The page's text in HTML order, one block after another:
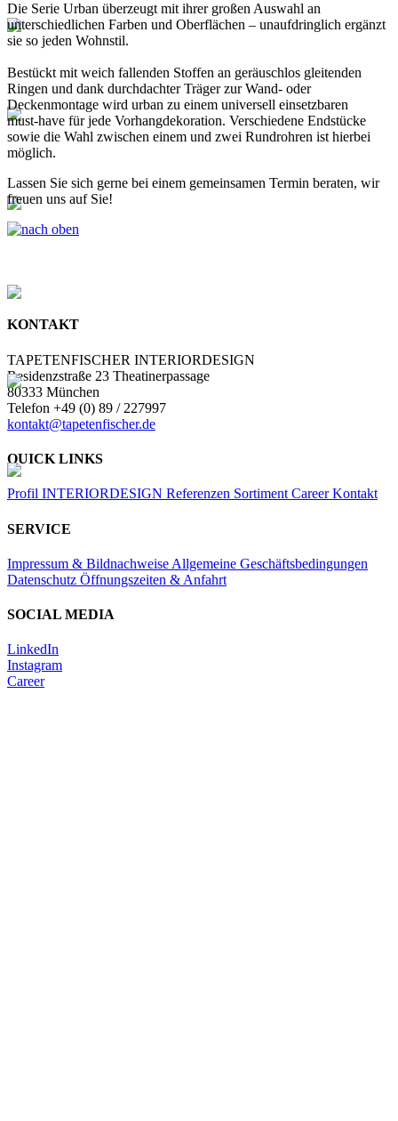
Die Serie Urban überzeugt mit ihrer großen Auswahl an
unterschiedlichen Farben und Oberflächen – unaufdringlich ergänzt
sie so jeden Wohnstil.
Bestückt mit weich fallenden Stoffen an geräuschlos gleitenden
Ringen und dank durchdachter Träger zur Wand- oder
Deckenmontage wird urban zu einem universell einsetzbaren
must-have für jede Vorhangdekoration. Verschiedene Endstücke
sowie die Wahl zwischen einem und zwei Rundrohren ist hierbei
möglich.
Lassen Sie sich gerne bei einem gemeinsamen Termin beraten, wir
freuen uns auf Sie!
KONTAKT
TAPETENFISCHER INTERIORDESIGN
Residenzstraße 23 Theatinerpassage
80333 München
Telefon +49 (0) 89 / 227997
kontakt@tapetenfischer.de
QUICK LINKS
Profil INTERIORDESIGN Referenzen Sortiment CareerKontakt
SERVICE
Impressum & Bildnachweise Allgemeine Geschäftsbedingungen
Datenschutz Öffnungszeiten & Anfahrt
SOCIAL MEDIA
LinkedIn
Instagram
Career